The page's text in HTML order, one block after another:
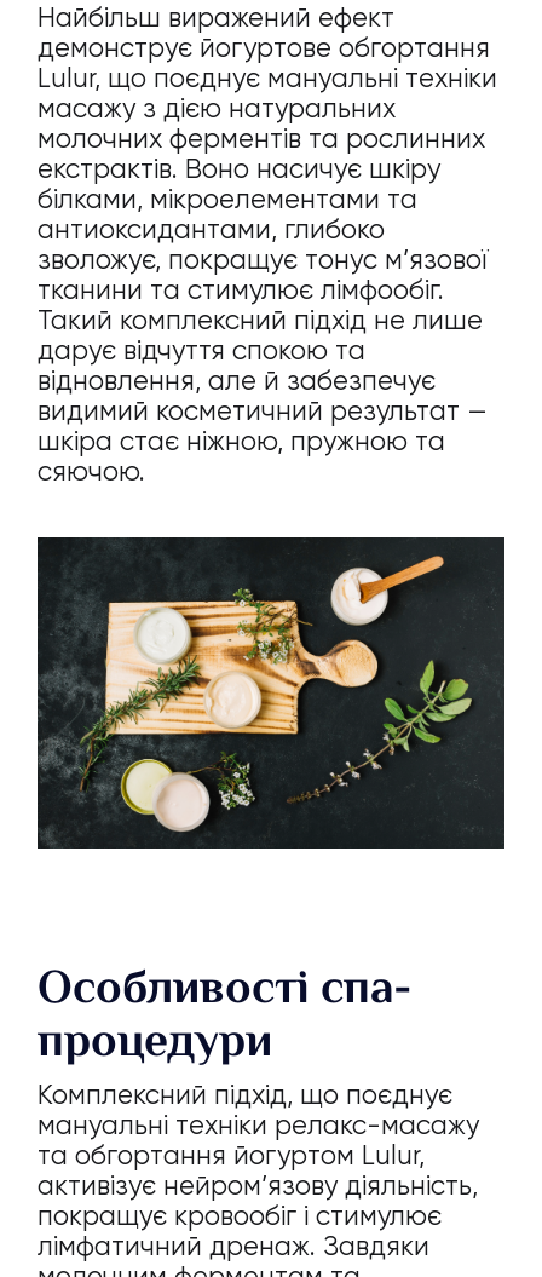
Найбільш виражений ефект
демонструє йогуртове обгортання
Lulur, що поєднує мануальні техніки
масажу з дією натуральних
молочних ферментів та рослинних
екстрактів. Воно насичує шкіру
білками, мікроелементами та
антиоксидантами, глибоко
зволожує, покращує тонус м’язової
тканини та стимулює лімфообіг.
Такий комплексний підхід не лише
дарує відчуття спокою та
відновлення, але й забезпечує
видимий косметичний результат —
шкіра стає ніжною, пружною та
сяючою.
Особливості спа-
процедури
Комплексний підхід, що поєднує
мануальні техніки релакс-масажу
та обгортання йогуртом Lulur,
активізує нейром’язову діяльність,
покращує кровообіг і стимулює
лімфатичний дренаж. Завдяки